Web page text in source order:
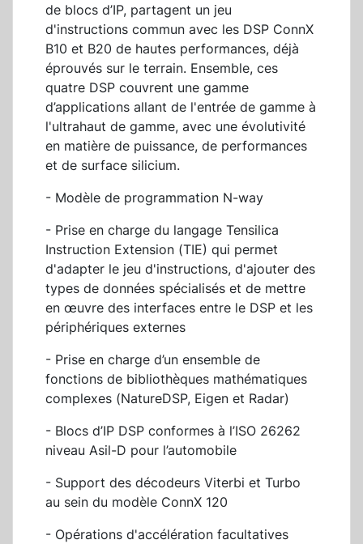
de blocs d’IP, partagent un jeu
d'instructions commun avec les DSP ConnX
B10 et B20 de hautes performances, déjà
éprouvés sur le terrain. Ensemble, ces
quatre DSP couvrent une gamme
d’applications allant de l'entrée de gamme à
l'ultrahaut de gamme, avec une évolutivité
en matière de puissance, de performances
et de surface silicium.
- Modèle de programmation N-way
- Prise en charge du langage Tensilica
Instruction Extension (TIE) qui permet
d'adapter le jeu d'instructions, d'ajouter des
types de données spécialisés et de mettre
en œuvre des interfaces entre le DSP et les
périphériques externes
- Prise en charge d’un ensemble de
fonctions de bibliothèques mathématiques
complexes (NatureDSP, Eigen et Radar)
- Blocs d’IP DSP conformes à l’ISO 26262
niveau Asil-D pour l’automobile
- Support des décodeurs Viterbi et Turbo
au sein du modèle ConnX 120
- Opérations d'accélération facultatives